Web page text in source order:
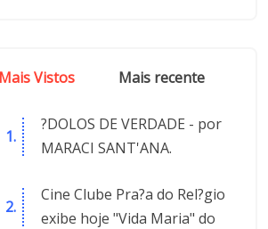
Mais Vistos Mais recente
?DOLOS DE VERDADE - por
MARACI SANT'ANA.
Cine Clube Pra?a do Rel?gio
exibe hoje "Vida Maria" do